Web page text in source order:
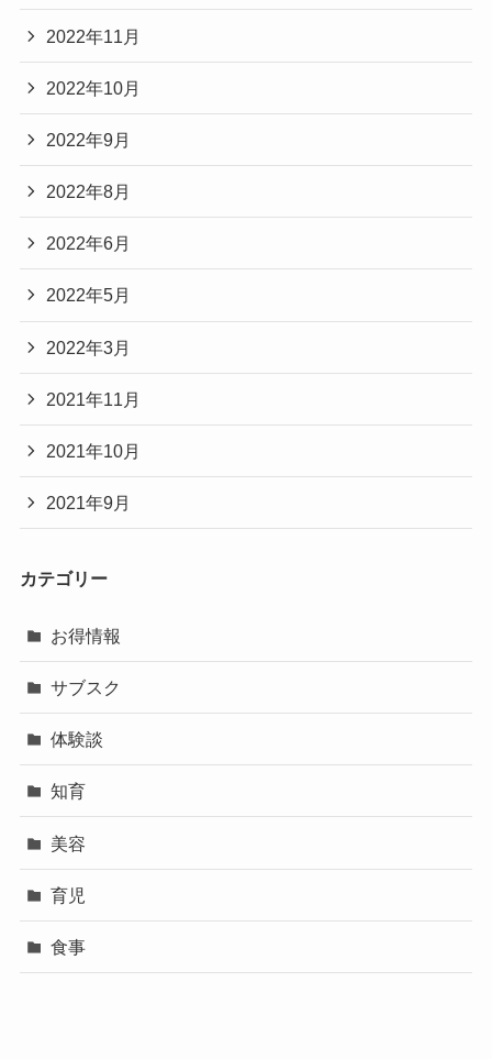
2022年11月
2022年10月
2022年9月
2022年8月
2022年6月
2022年5月
2022年3月
2021年11月
2021年10月
2021年9月
カテゴリー
お得情報
サブスク
体験談
知育
美容
育児
食事